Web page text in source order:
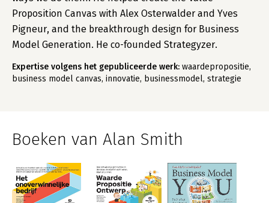
Proposition Canvas with Alex Osterwalder and Yves
Pigneur, and the breakthrough design for Business
Model Generation. He co-founded Strategyzer.
Expertise volgens het gepubliceerde werk: waardepropositie,
business model canvas, innovatie, businessmodel, strategie
Boeken van Alan Smith